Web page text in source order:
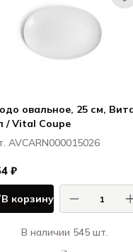
овальное, 25 см,
/ Vital Coupe
AVCARN000015026
₽
В корзину
В наличии 545 шт.